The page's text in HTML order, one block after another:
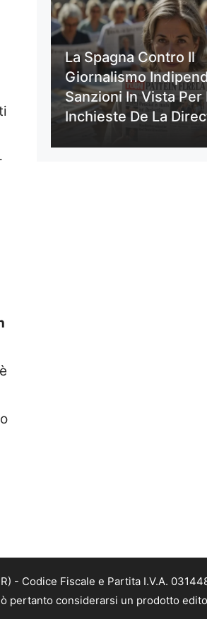
La Spagna Contro Il
Giornalismo
Sanzioni In Vista Per
Inchieste De La
- Codice Fiscale e Partita I.V.A.
pertanto considerarsi un prodotto